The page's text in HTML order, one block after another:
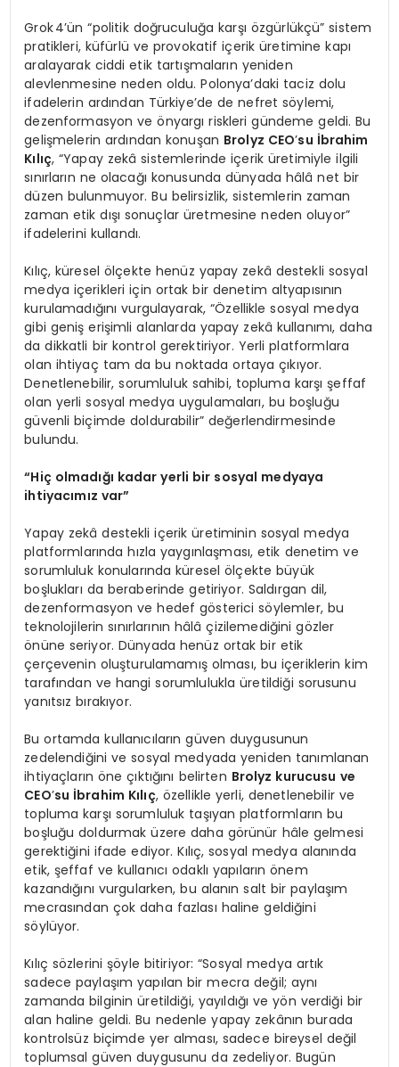
Grok 4’ün “politik doğruculuğa karşı özgürlükçü” sistem
pratikleri, küfürlü ve provokatif içerik üretimine kapı
aralayarak ciddi etik tartışmaların yeniden
alevlenmesine neden oldu. Polonya’daki taciz dolu
ifadelerin ardından Türkiye’de de nefret söylemi,
dezenformasyon ve önyargı riskleri gündeme geldi. Bu
gelişmelerin ardından konuşan Brolyz CEO’su İbrahim
Kılıç, “Yapay zekâ sistemlerinde içerik üretimiyle ilgili
sınırların ne olacağı konusunda dünyada hâlâ net bir
düzen bulunmuyor. Bu belirsizlik, sistemlerin zaman
zaman etik dışı sonuçlar üretmesine neden oluyor”
ifadelerini kullandı.
Kılıç, küresel ölçekte henüz yapay zekâ destekli sosyal
medya içerikleri için ortak bir denetim altyapısının
kurulamadığını vurgulayarak, “Özellikle sosyal medya
gibi geniş erişimli alanlarda yapay zekâ kullanımı, daha
da dikkatli bir kontrol gerektiriyor. Yerli platformlara
olan ihtiyaç tam da bu noktada ortaya çıkıyor.
Denetlenebilir, sorumluluk sahibi, topluma karşı şeffaf
olan yerli sosyal medya uygulamaları, bu boşluğu
güvenli biçimde doldurabilir” değerlendirmesinde
bulundu.
“Hiç olmadığı kadar yerli bir sosyal medyaya
ihtiyacımız var”
Yapay zekâ destekli içerik üretiminin sosyal medya
platformlarında hızla yaygınlaşması, etik denetim ve
sorumluluk konularında küresel ölçekte büyük
boşlukları da beraberinde getiriyor. Saldırgan dil,
dezenformasyon ve hedef gösterici söylemler, bu
teknolojilerin sınırlarının hâlâ çizilemediğini gözler
önüne seriyor. Dünyada henüz ortak bir etik
çerçevenin oluşturulamamış olması, bu içeriklerin kim
tarafından ve hangi sorumlulukla üretildiği sorusunu
yanıtsız bırakıyor.
Bu ortamda kullanıcıların güven duygusunun
zedelendiğini ve sosyal medyada yeniden tanımlanan
ihtiyaçların öne çıktığını belirten Brolyz kurucusu ve
CEO’su İbrahim Kılıç, özellikle yerli, denetlenebilir ve
topluma karşı sorumluluk taşıyan platformların bu
boşluğu doldurmak üzere daha görünür hâle gelmesi
gerektiğini ifade ediyor. Kılıç, sosyal medya alanında
etik, şeffaf ve kullanıcı odaklı yapıların önem
kazandığını vurgularken, bu alanın salt bir paylaşım
mecrasından çok daha fazlası haline geldiğini
söylüyor.
Kılıç sözlerini şöyle bitiriyor: “Sosyal medya artık
sadece paylaşım yapılan bir mecra değil; aynı
zamanda bilginin üretildiği, yayıldığı ve yön verdiği bir
alan haline geldi. Bu nedenle yapay zekânın burada
kontrolsüz biçimde yer alması, sadece bireysel değil
toplumsal güven duygusunu da zedeliyor. Bugün